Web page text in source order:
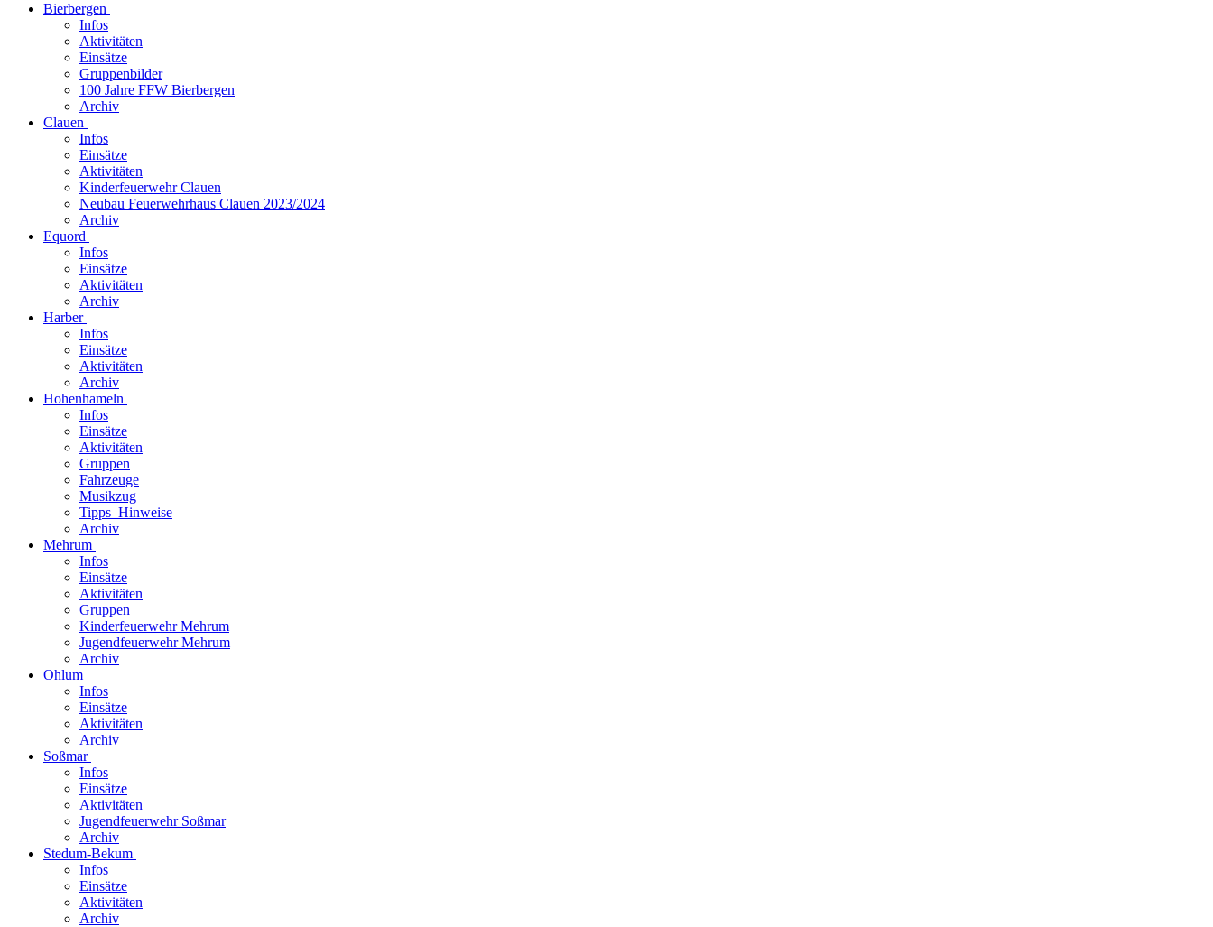
Bierbergen
Infos
Aktivitäten
Einsätze
Gruppenbilder
100 Jahre FFW Bierbergen
Archiv
Clauen
Infos
Einsätze
Aktivitäten
Kinderfeuerwehr Clauen
Neubau Feuerwehrhaus Clauen 2023/2024
Archiv
Equord
Infos
Einsätze
Aktivitäten
Archiv
Harber
Infos
Einsätze
Aktivitäten
Archiv
Hohenhameln
Infos
Einsätze
Aktivitäten
Gruppen
Fahrzeuge
Musikzug
Tipps_Hinweise
Archiv
Mehrum
Infos
Einsätze
Aktivitäten
Gruppen
Kinderfeuerwehr Mehrum
Jugendfeuerwehr Mehrum
Archiv
Ohlum
Infos
Einsätze
Aktivitäten
Archiv
Soßmar
Infos
Einsätze
Aktivitäten
Jugendfeuerwehr Soßmar
Archiv
Stedum-Bekum
Infos
Einsätze
Aktivitäten
Archiv